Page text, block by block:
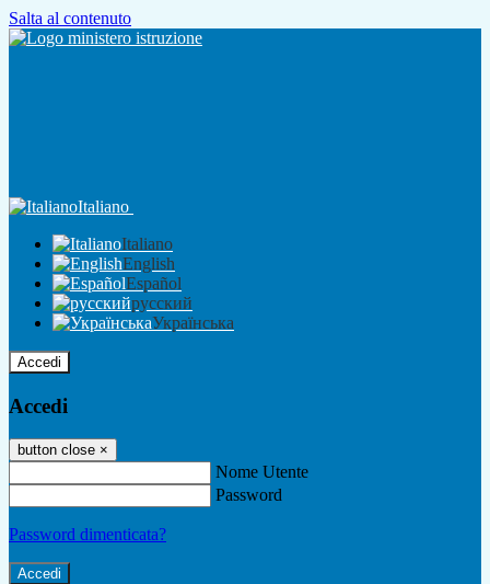
Salta al contenuto
Italiano
Italiano
English
Español
русский
Українська
Accedi
Accedi
button close ×
Nome Utente
Password
Password dimenticata?